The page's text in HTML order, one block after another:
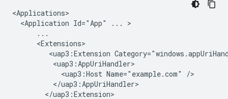
<Application Id="App" ...
<uap3:Extension
<uap3:Host Name="example.com"